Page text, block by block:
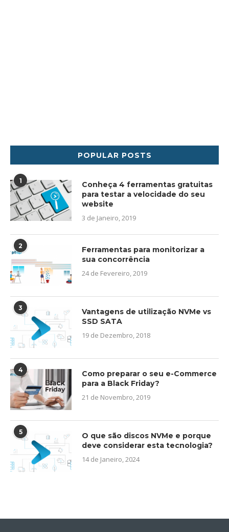
POPULAR POSTS
1
Conheça 4 ferramentas gratuitas
para testar a velocidade do seu
website
3 de Janeiro, 2019
2
Ferramentas para monitorizar a
sua concorrência
24 de Fevereiro, 2019
3
Vantagens de utilização NVMe vs
SSD SATA
19 de Dezembro, 2018
4
Como preparar o seu e-Commerce
para a Black Friday?
21 de Novembro, 2019
5
O que são discos NVMe e porque
deve considerar esta tecnologia?
14 de Janeiro, 2024